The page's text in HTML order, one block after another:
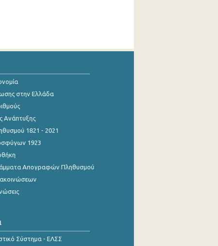
στην Ελλάδα
Ανάπτυξης
1821 - 2021
1923
Απογραφών Πληθυσμού
Σύστημα - ΕΛΣΣ